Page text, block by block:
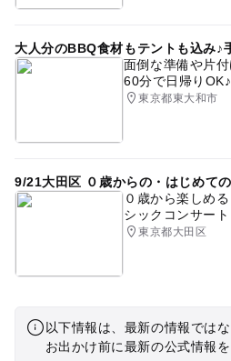
大人分のBBQ食材もテントも込み♪
面倒な準備や片
60分で日帰りOK♪
東京都東大和市
9/21大田区 ０歳からの・はじめて
０歳から楽しめ
シックコンサート
東京都大田区
以下情報は、最新の情報では
お出かけ前に最新の公式情報